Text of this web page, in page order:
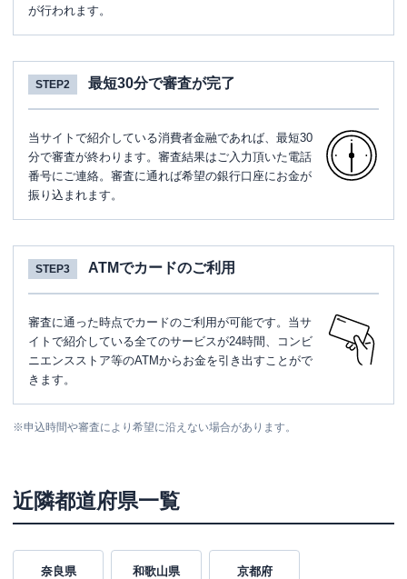
が行われます。
STEP2 最短30分で審査が完了
当サイトで紹介している消費者金融であれば、最短30
分で審査が終わります。審査結果はご入力頂いた電話
番号にご連絡。審査に通れば希望の銀行口座にお金が
振り込まれます。
STEP3 ATMでカードのご利用
審査に通った時点でカードのご利用が可能です。当サ
イトで紹介している全てのサービスが24時間、コンビ
ニエンスストア等のATMからお金を引き出すことがで
きます。
※申込時間や審査により希望に沿えない場合があります。
近隣都道府県一覧
奈良県 和歌山県 京都府